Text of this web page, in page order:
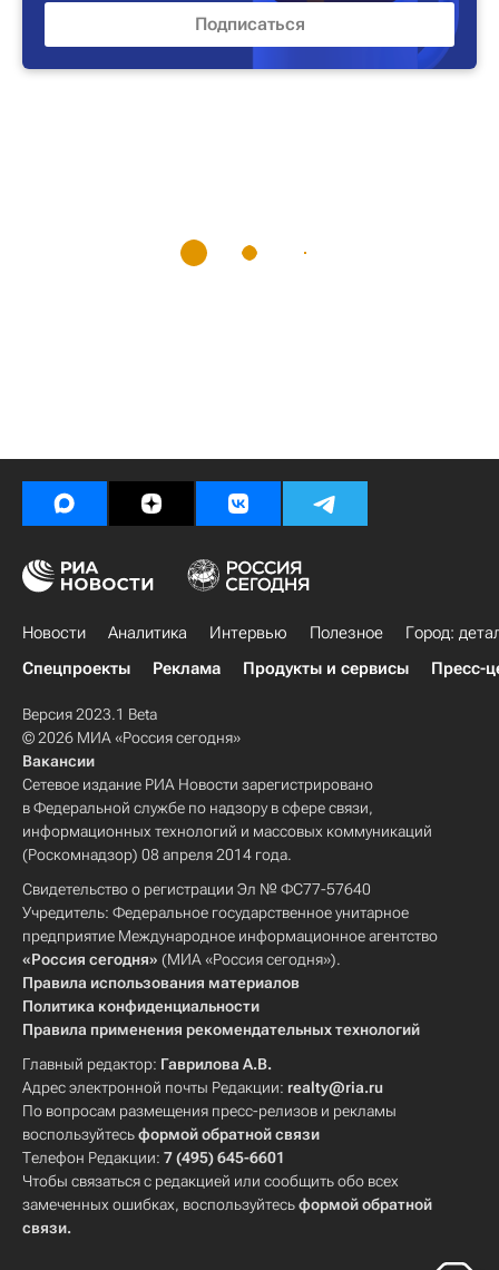
Новости Аналитика Интервью Полезное
Город:
Спецпроекты
Реклама Продукты и сервисы Пресс-
Версия 2023.1 Beta
© 2026 МИА «Россия сегодня»
Вакансии
Сетевое издание РИА Новости зарегистрировано
в Федеральной службе по надзору в сфере связи,
информационных технологий и массовых коммуникаций
(Роскомнадзор) 08 апреля 2014 года.
Свидетельство о регистрации Эл № ФС77-57640
Учредитель: Федеральное государственное унитарное
предприятие Международное информационное агентство
«Россия сегодня» (МИА «Россия сегодня»).
Правила использования материалов
Политика конфиденциальности
Правила применения рекомендательных технологий
Главный редактор: Гаврилова А.В.
Адрес электронной почты Редакции: realty@ria.ru
По вопросам размещения пресс-релизов и рекламы
воспользуйтесьформой обратной связи
Телефон Редакции: 7 (495) 645-6601
Чтобы связаться с редакцией или сообщить обо всех
замеченных ошибках, воспользуйтесьформой обратной
связи.